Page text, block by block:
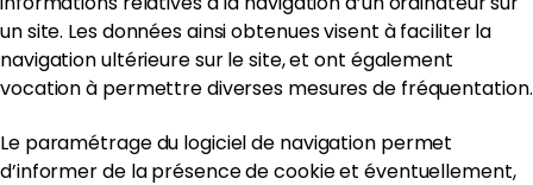
un site. Les données ainsi obtenues visent à faciliter la
navigation ultérieure sur le site, et ont également
vocation à permettre diverses mesures de fréquentation.
Le paramétrage du logiciel de navigation permet
d’informer de la présence de cookie et éventuellement,